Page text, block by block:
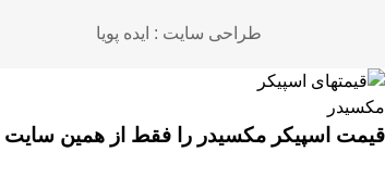
طراحی سایت : ایده پویا